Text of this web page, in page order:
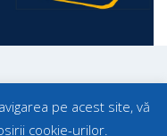
pe acest site, vă
cookie-urilor.